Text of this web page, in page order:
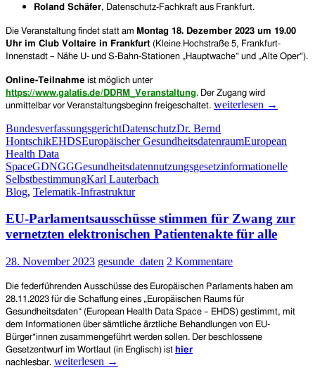
Roland Schäfer, Datenschutz-Fachkraft aus Frankfurt.
Die Veranstaltung findet statt am Montag 18. Dezember 2023 um 19.00
Uhr im Club Voltaire in Frankfurt (Kleine Hochstraße 5, Frankfurt-
Innenstadt – Nähe U- und S-Bahn-Stationen „Hauptwache“ und „Alte Oper“).
Online-Teilnahme ist möglich unter
https://www.galatis.de/DDRM_Veranstaltung. Der Zugang wird
unmittelbar vor Veranstaltungsbeginn freigeschaltet. 40
„Volkszählungsurteil”
und
Frage:
von
Gesundheits-
und
Behandlungsdaten
aktuell
noch
gewährleistet?
Veranstaltung
18.
Dezember
weiterlesen →
BundesverfassungsgerichtDatenschutzDr. Bernd
HontschikEHDSEuropäischer GesundheitsdatenraumEuropean
Health Data
SpaceGDNGGGesundheitsdatennutzungsgesetzinformationelle
SelbstbestimmungKarl Lauterbach
Blog, Telematik-Infrastruktur
EU-Parlamentsausschüsse stimmen für Zwang zur
vernetzten elektronischen Patientenakte für alle
28. November 2023 gesunde_daten 2 Kommentare
Die federführenden Ausschüsse des Europäischen Parlaments haben am
28.11.2023 für die Schaffung eines „Europäischen Raums für
Gesundheitsdaten“ (European Health Data Space – EHDS) gestimmt, mit
dem Informationen über sämtliche ärztliche Behandlungen von EU-
Bürger*innen zusammengeführt werden sollen. Der beschlossene
Gesetzentwurf im Wortlaut (in Englisch) ist hier
nachlesbar. EU-
weiterlesen →